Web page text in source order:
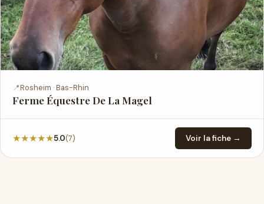
📍Rosheim · Bas-Rhin
Ferme Équestre De La Magel
★★★★★5.0(7) Voir la fiche →